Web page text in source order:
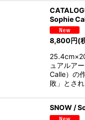
Sophie
8,800円(
ュアルア
Calle）の
敗」とさ
SNOW /